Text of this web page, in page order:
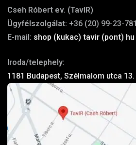
Cseh Róbert ev. (TavIR)
Ügyfélszolgálat: +36 (20) 99-23-781
E-mail: shop (kukac) tavir (pont) hu
Iroda/telephely:
1181 Budapest, Szélmalom utca 13.